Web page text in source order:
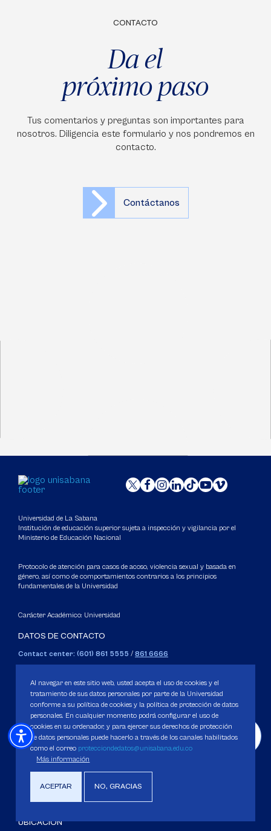
CONTACTO
Da el
próximo paso
Tus comentarios y preguntas son importantes para
nosotros. Diligencia este formulario y nos pondremos en
contacto.
Contáctanos
Universidad de La Sabana
Institución de educación superior sujeta a inspección y vigilancia por el
Ministerio de Educación Nacional
Protocolo de atención para casos de acoso, violencia sexual y basada en
género, así como de comportamientos contrarios a los principios
fundamentales de la Universidad
Carácter Académico: Universidad
DATOS DE CONTACTO
Contact center: (601) 861 5555 / 861 6666
Apartado: 53753, Bogotá.
WhatsApp: +57 3205164838
Correo electrónico para inquietudes generales y servicios de la
Universidad
servicious@unisabana.edu.co
Contacto únicamente para notificaciones legales.
No se responderán otros temas que no sean de tipo legal.
notificacioneslegales@unisabana.edu.co
UBICACIÓN
Al navegar en este sitio web, usted acepta el uso de cookies y el
tratamiento de sus datos personales por parte de la Universidad
conforme a su política de cookies y la política de protección de datos
personales. En cualquier momento podrá configurar el uso de
cookies en su ordenador, y para ejercer sus derechos de protección
de datos personales puede hacerlo a través de los canales habilitados
como el correo protecciondedatos@unisabana.edu.co
Más información
ACEPTAR NO, GRACIAS